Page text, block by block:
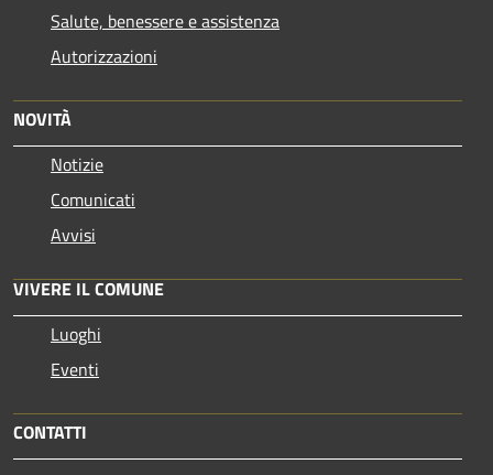
Salute, benessere e assistenza
Autorizzazioni
NOVITÀ
Notizie
Comunicati
Avvisi
VIVERE IL COMUNE
Luoghi
Eventi
CONTATTI